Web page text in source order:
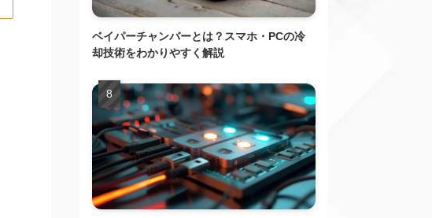
ベイパーチャンバーとは？スマホ・PCの冷
却技術をわかりやすく解説